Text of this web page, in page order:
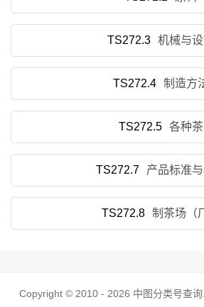
TS272.3 机械与
TS272.4 制造方
TS272.5 各种茶
TS272.7 产品标准
TS272.8 制茶场（
Copyright © 2010 - 2026 中图分类号查询